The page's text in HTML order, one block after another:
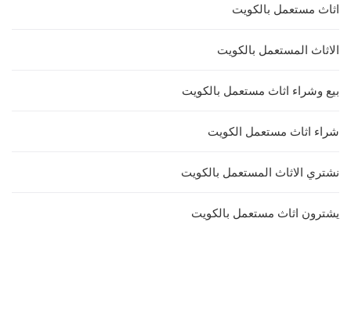
اثاث مستعمل بالكويت
الاثاث المستعمل بالكويت
بيع وشراء اثاث مستعمل بالكويت
شراء اثاث مستعمل الكويت
نشتري الاثاث المستعمل بالكويت
يشترون اثاث مستعمل بالكويت